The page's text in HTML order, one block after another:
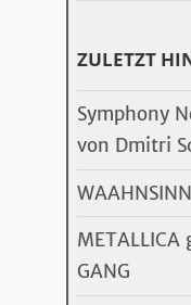
ZULETZT
Symphony
von Dmitri
METALLICA
GANG